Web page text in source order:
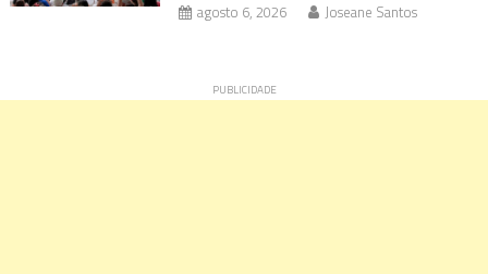
agosto 6, 2026 Joseane Santos